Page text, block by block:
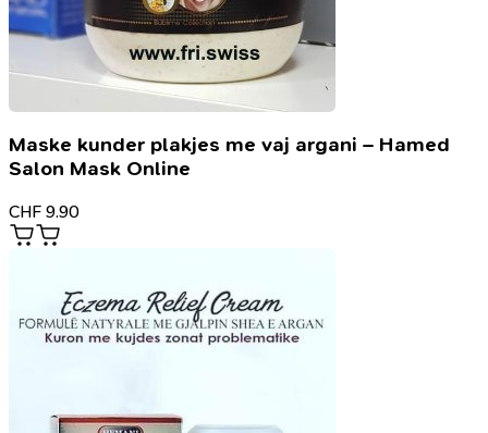
Maske kunder plakjes me vaj argani – Hamed
Salon Mask Online
CHF 9.90